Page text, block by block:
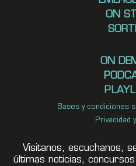
ON
ON
Bases y condiciones
Privacidad
Visitanos, escuchanos,
últimas noticias,